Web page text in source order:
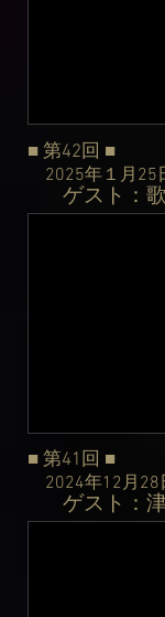
■ 第42回 ■
2025年１月25
ゲスト：
■ 第41 回 ■
2024年12月28
ゲスト：